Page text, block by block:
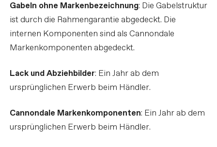
Gabeln ohne Markenbezeichnung: Die Gabelstruktur
ist durch die Rahmengarantie abgedeckt. Die
internen Komponenten sind als Cannondale
Markenkomponenten abgedeckt.
Lack und Abziehbilder: Ein Jahr ab dem
ursprünglichen Erwerb beim Händler.
Cannondale Markenkomponenten: Ein Jahr ab dem
ursprünglichen Erwerb beim Händler.